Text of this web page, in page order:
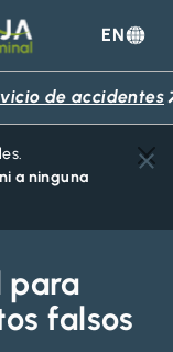
EN
de accidentes
a ninguna
para
falsos